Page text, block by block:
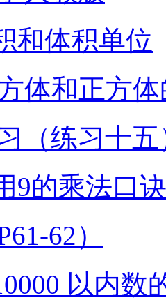
和体积单位
体和正方
（练习十五
9的乘法口
62）
以内数